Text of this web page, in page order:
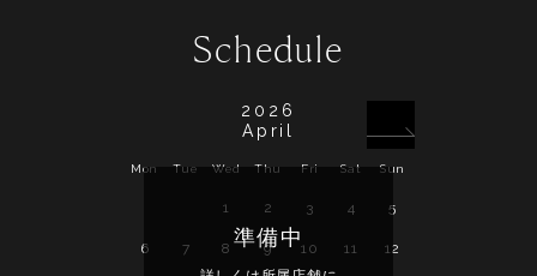
Schedule
2026
April
Mon Tue Wed Thu Fri Sat Sun
1 2 3 4 5
6 7 8 9 10 11 12
準備中